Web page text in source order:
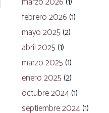
febrero 2026 (1)
mayo 2025 (2)
abril 2025 (1)
marzo 2025 (1)
enero 2025 (2)
octubre 2024(1)
septiembre 2024(1)